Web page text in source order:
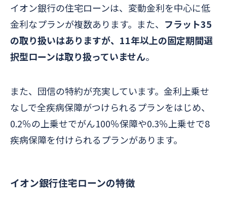
イオン銀行の住宅ローンは、変動金利を中心に低
金利なプランが複数あります。また、 フラット35
の取り扱いはありますが、11年以上の固定期間選
択型ローンは取り扱っていません。
また、団信の特約が充実しています。金利上乗せ
なしで全疾病保障がつけられるプランをはじめ、
0.2％の上乗せでがん100％保障や0.3％上乗せで8
疾病保障を付けられるプランがあります。
イオン銀行住宅ローンの特徴